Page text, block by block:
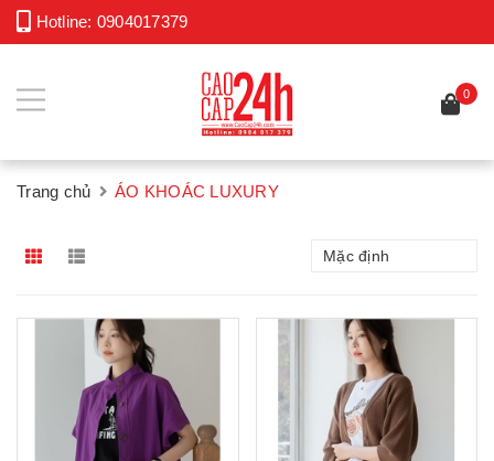
Hotline: 0904017379
0
Trang chủ ÁO KHOÁC LUXURY
Mặc định